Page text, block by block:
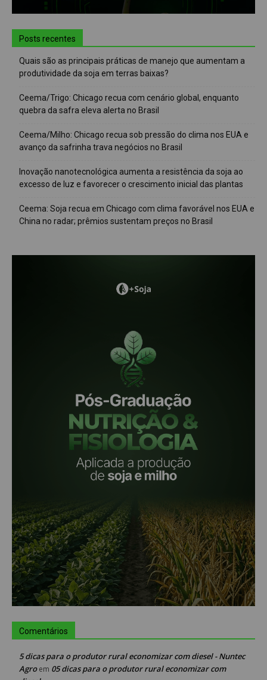
Posts recentes
Quais são as principais práticas de manejo que aumentam a
produtividade da soja em terras baixas?
Ceema/Trigo: Chicago recua com cenário global, enquanto
quebra da safra eleva alerta no Brasil
Ceema/Milho: Chicago recua sob pressão do clima nos EUA e
avanço da safrinha trava negócios no Brasil
Inovação nanotecnológica aumenta a resistência da soja ao
excesso de luz e favorecer o crescimento inicial das plantas
Ceema: Soja recua em Chicago com clima favorável nos EUA e
China no radar; prêmios sustentam preços no Brasil
Comentários
5 dicas para o produtor rural economizar com diesel - Nuntec
Agroem 05 dicas para o produtor rural economizar com